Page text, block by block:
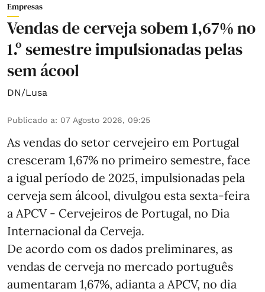
Empresas
Vendas de cerveja sobem 1,67% no
1.º semestre impulsionadas pelas
sem ácool
DN/Lusa
Publicado a: 07 Agosto 2026, 09:25
As vendas do setor cervejeiro em Portugal
cresceram 1,67% no primeiro semestre, face
a igual período de 2025, impulsionadas pela
cerveja sem álcool, divulgou esta sexta-feira
a APCV - Cervejeiros de Portugal, no Dia
Internacional da Cerveja.
De acordo com os dados preliminares, as
vendas de cerveja no mercado português
aumentaram 1,67%, adianta a APCV, no dia